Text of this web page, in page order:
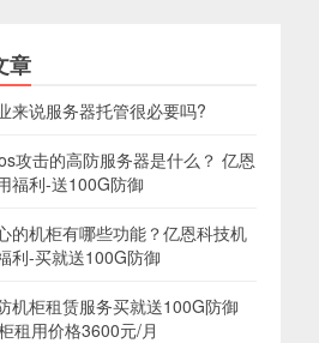
章
来说服务器托管很必要吗?
攻击的高防服务器是什么？ 亿恩
福利-送100G防御
的机柜有哪些功能？亿恩科技机
利-买就送100G防御
机柜租赁服务买就送100G防御
租用价格3600元/月